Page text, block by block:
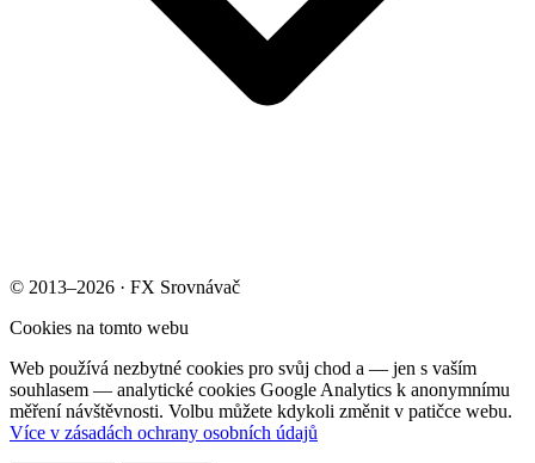
© 2013–2026 · FX Srovnávač
Cookies na tomto webu
Web používá nezbytné cookies pro svůj chod a — jen s vaším
souhlasem — analytické cookies Google Analytics k anonymnímu
měření návštěvnosti. Volbu můžete kdykoli změnit v patičce webu.
Více v zásadách ochrany osobních údajů